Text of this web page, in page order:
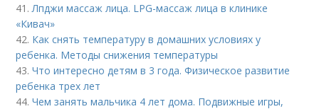
41.Лпджи массаж лица. LPG-массаж лица в клинике
«Кивач»
42. Как снять температуру в домашних условиях у
ребенка. Методы снижения температуры
43.Что интересно детям в 3 года. Физическое развитие
ребенка трех лет
44.Чем занять мальчика 4 лет дома. Подвижные игры,